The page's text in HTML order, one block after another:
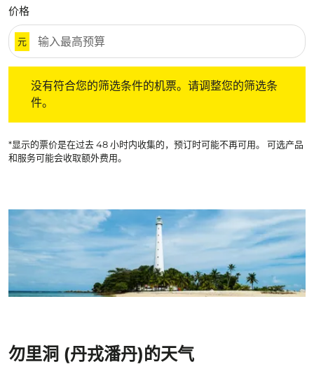
价格
元
没有符合您的筛选条件的机票。请调整您的筛选条
件。
*显示的票价是在过去 48 小时内收集的，预订时可能不再可用。 可选产品
和服务可能会收取额外费用。
勿里洞 (丹戎潘丹)的天气